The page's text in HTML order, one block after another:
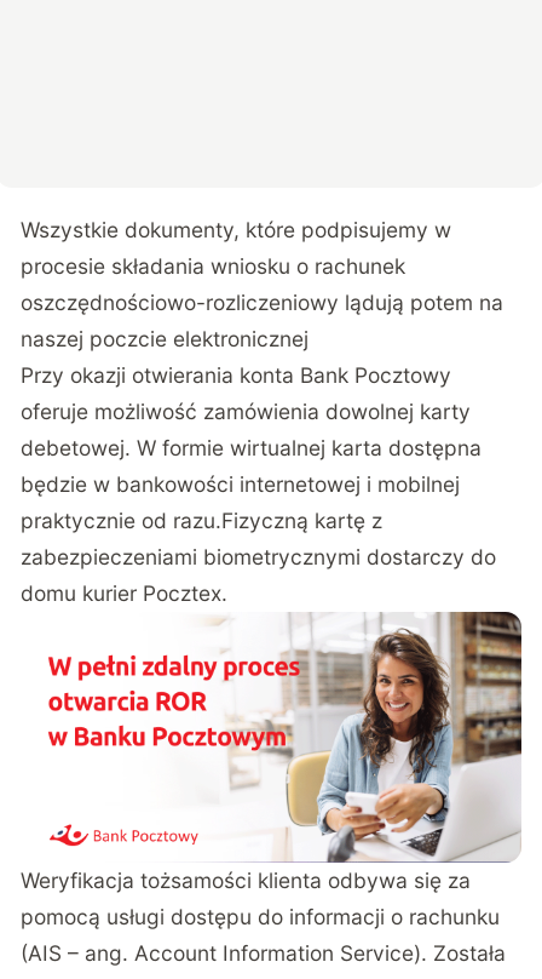
Wszystkie dokumenty, które podpisujemy w
procesie składania wniosku o rachunek
oszczędnościowo-rozliczeniowy lądują potem na
naszej poczcie elektronicznej
Przy okazji otwierania konta Bank Pocztowy
oferuje możliwość zamówienia dowolnej karty
debetowej. W formie wirtualnej karta dostępna
będzie w bankowości internetowej i mobilnej
praktycznie od razu.Fizyczną kartę z
zabezpieczeniami biometrycznymi dostarczy do
domu kurier Pocztex.
Weryfikacja tożsamości klienta odbywa się za
pomocą usługi dostępu do informacji o rachunku
(AIS – ang. Account Information Service). Została